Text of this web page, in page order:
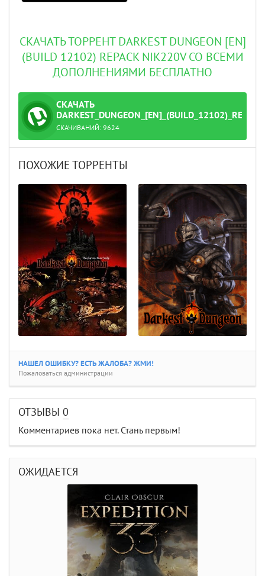
СКАЧАТЬ ТОРРЕНТ DARKEST DUNGEON [EN]
(BUILD 12102) REPACK NIK220V СО ВСЕМИ
ДОПОЛНЕНИЯМИ БЕСПЛАТНО
СКАЧАТЬ
ТОРРЕНТ
СКАЧИВАНИЙ: 9624
ПОХОЖИЕ ТОРРЕНТЫ
НАШЕЛ ОШИБКУ? ЕСТЬ ЖАЛОБА? ЖМИ!
Пожаловаться администрации
ОТЗЫВЫ 0
Комментариев пока нет. Стань первым!
ОЖИДАЕТСЯ